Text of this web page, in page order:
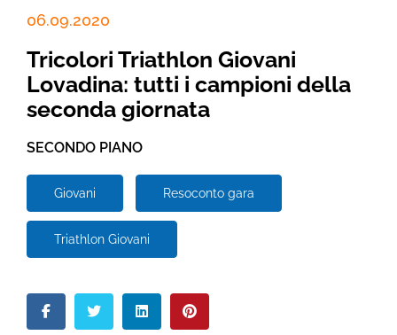
06.09.2020
Tricolori Triathlon Giovani
Lovadina: tutti i campioni della
seconda giornata
SECONDO PIANO
Giovani Resoconto gara
Triathlon Giovani